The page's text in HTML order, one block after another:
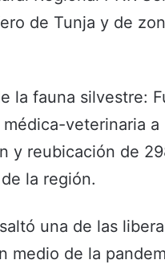
de Tunja y de
la fauna silvestre:
veterinaria
y reubicación de
la región.
una de las
medio de la